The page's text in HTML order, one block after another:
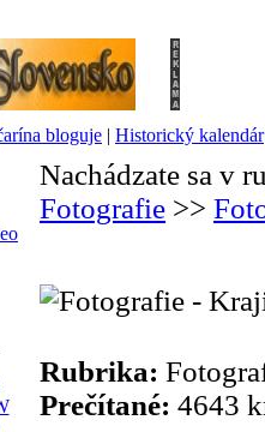
bloguje | Historický kalendár
Nachádzate sa v
Fotografie >>
Rubrika:
Prečítané: 4643